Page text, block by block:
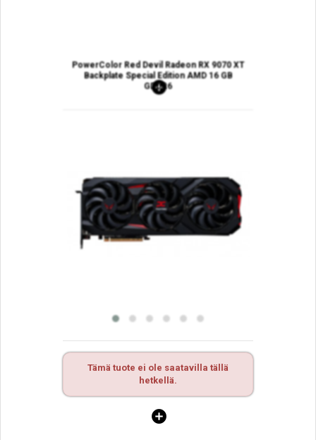
PowerColor Red Devil Radeon RX 9070 XT
Backplate Special Edition AMD 16 GB
GDDR6
Tämä tuote ei ole saatavilla tällä
hetkellä.